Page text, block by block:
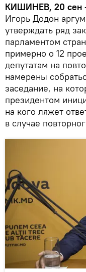
КИШИНЕВ, 20 сен
Игорь Додон
утверждать ряд
парламентом
примерно о 12
депутатам на
намерены
заседание, на
президентом
на кого ляжет
в случае